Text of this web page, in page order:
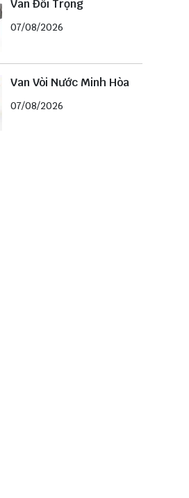
Van Đối Trọng
07/08/2026
Van Vòi Nước Minh Hòa
07/08/2026